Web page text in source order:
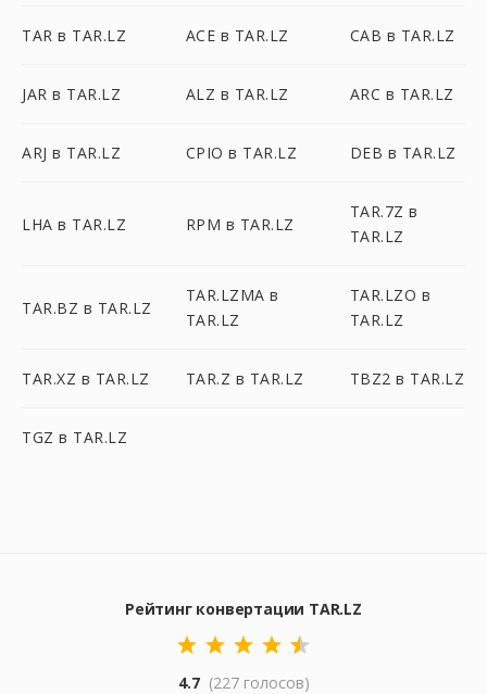
TAR в TAR.LZ ACE в TAR.LZ CAB в TAR.LZ
JAR в TAR.LZ ALZ в TAR.LZ ARC в TAR.LZ
ARJ в TAR.LZ CPIO в TAR.LZ DEB в TAR.LZ
LHA в TAR.LZ RPM в TAR.LZ
TAR.7Z в
TAR.LZ
TAR.BZ в TAR.LZ
TAR.LZMA в
TAR.LZ
TAR.LZO в
TAR.LZ
TAR.XZ в TAR.LZ TAR.Z в TAR.LZ TBZ2 в TAR.LZ
TGZ в TAR.LZ
Рейтинг конвертации TAR.LZ
4.7 (227 голосов)